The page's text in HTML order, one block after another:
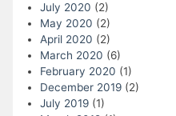
July 2020 (2)
May 2020 (2)
April 2020 (2)
March 2020 (6)
February 2020 (1)
December 2019(2)
July 2019(1)